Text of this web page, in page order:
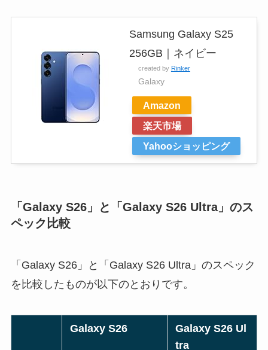
Samsung Galaxy S25
256GB｜ネイビー
created by Rinker
Galaxy
Amazon
楽天市場
Yahooショッピング
「Galaxy S26」と「Galaxy S26 Ultra」のス
ペック比較
「Galaxy S26」と「Galaxy S26 Ultra」のスペック
を比較したものが以下のとおりです。
Galaxy S26
Galaxy S26 Ul
tra